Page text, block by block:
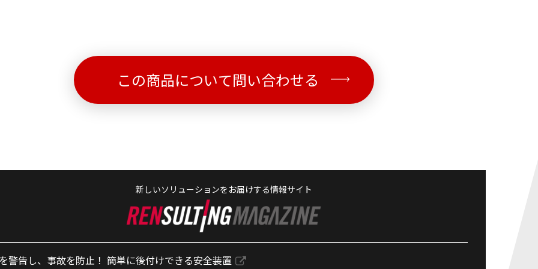
この商品について問い合わせる
新しいソリューションをお届けする情報サイト
警告し、事故を防止！ 簡単に後付けできる安全装置